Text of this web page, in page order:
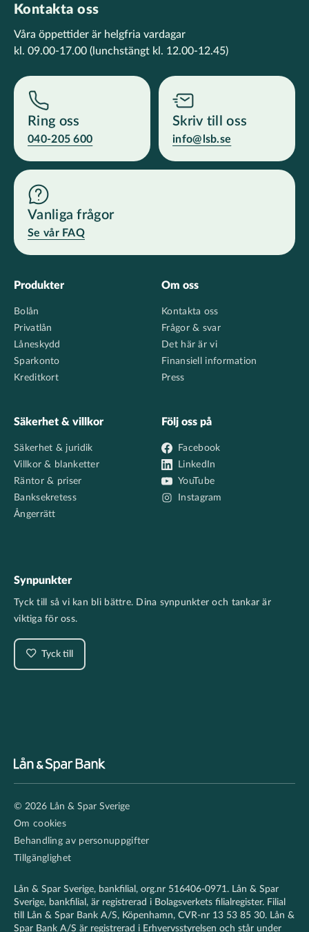
Kontakta oss
Våra öppettider är helgfria vardagar
kl. 09.00-17.00 (lunchstängt kl. 12.00-12.45)
Ring oss
040-205 600
Skriv till oss
info@lsb.se
Vanliga frågor
Se vår FAQ
Footer
Produkter
Bolån
Privatlån
Låneskydd
Sparkonto
Kreditkort
Om oss
Kontakta oss
Frågor & svar
Det här är vi
Finansiell information
Press
Säkerhet & villkor
Säkerhet & juridik
Villkor & blanketter
Räntor & priser
Banksekretess
Ångerrätt
Följ oss på
Facebook
LinkedIn
YouTube
Instagram
Synpunkter
Tyck till så vi kan bli bättre. Dina synpunkter och tankar är
viktiga för oss.
Tyck till
secondary
© 2026 Lån & Spar Sverige
Om cookies
Behandling av personuppgifter
Tillgänglighet
Lån & Spar Sverige, bankfilial, org.nr 516406-0971. Lån & Spar
Sverige, bankfilial, är registrerad i Bolagsverkets filialregister. Filial
till Lån & Spar Bank A/S, Köpenhamn, CVR-nr 13 53 85 30. Lån &
Spar Bank A/S är registrerad i Erhvervsstyrelsen och står under